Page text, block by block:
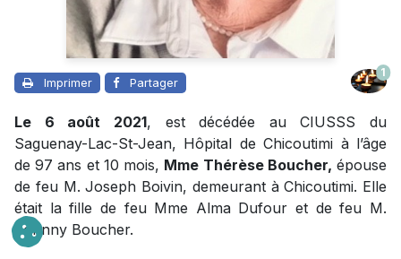
Imprimer Partager
1
Le 6 août 2021, est décédée au CIUSSS du
Saguenay-Lac-St-Jean, Hôpital de Chicoutimi à l’âge
de 97 ans et 10 mois, Mme Thérèse Boucher, épouse
de feu M. Joseph Boivin, demeurant à Chicoutimi. Elle
était la fille de feu Mme Alma Dufour et de feu M.
Johnny Boucher.